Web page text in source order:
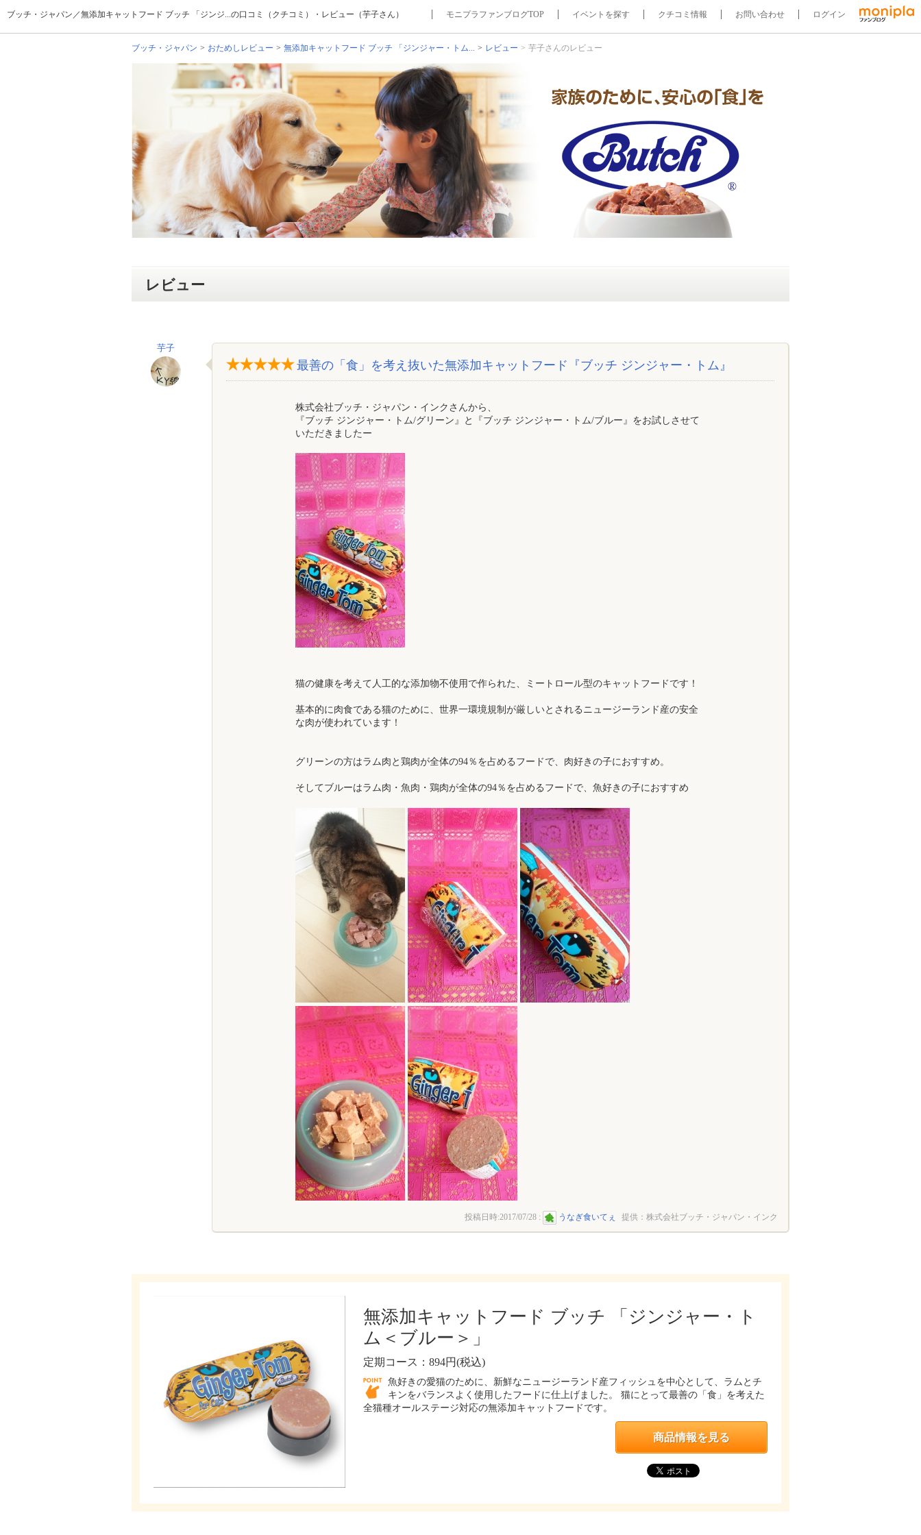
ブッチ・ジャパン／無添加キャットフード ブッチ 「ジンジ...の口コミ（クチコミ）・レビュー（芋子さん） モニプラファンブログTOP イベントを探す クチコミ情報 お問い合わせ ログイン
ブッチ・ジャパン おためしレビュー 無添加キャットフード ブッチ 「ジンジャー・トム... レビュー 芋子さんのレビュー
レビュー
芋子
最善の「食」を考え抜いた無添加キャットフード『ブッチ ジンジャー・トム』
株式会社ブッチ・ジャパン・インクさんから、
『ブッチ ジンジャー・トム/グリーン』と『ブッチ ジンジャー・トム/ブルー』をお試しさせて
いただきましたー
猫の健康を考えて人工的な添加物不使用で作られた、ミートロール型のキャットフードです！
基本的に肉食である猫のために、世界一環境規制が厳しいとされるニュージーランド産の安全
な肉が使われています！
グリーンの方はラム肉と鶏肉が全体の94％を占めるフードで、肉好きの子におすすめ。
そしてブルーはラム肉・魚肉・鶏肉が全体の94％を占めるフードで、魚好きの子におすすめ
投稿日時:2017/07/28 : うなぎ食いてぇ 提供：株式会社ブッチ・ジャパン・インク
無添加キャットフード ブッチ 「ジンジャー・ト
ム＜ブルー＞」
定期コース：894円(税込)
魚好きの愛猫のために、新鮮なニュージーランド産フィッシュを中心として、ラムとチ
キンをバランスよく使用したフードに仕上げました。 猫にとって最善の「食」を考えた
全猫種オールステージ対応の無添加キャットフードです。
商品情報を見る